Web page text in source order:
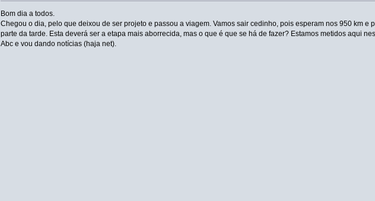
Bom dia a todos.
Chegou o dia, pelo que deixou de ser projeto e passou a viagem. Vamos sair cedinho, pois esperam nos 950 km e
parte da tarde. Esta deverá ser a etapa mais aborrecida, mas o que é que se há de fazer? Estamos metidos aqui
Abc e vou dando notícias (haja net).